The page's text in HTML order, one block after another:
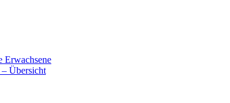
Erwachsene
Übersicht